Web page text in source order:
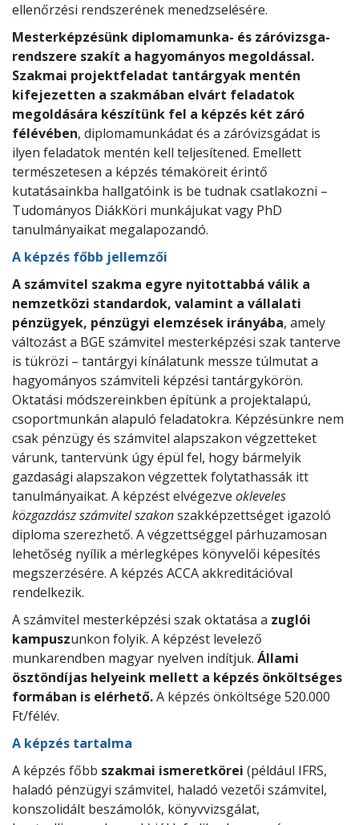
ellenőrzési rendszerének menedzselésére.
Mesterképzésünk diplomamunka- és záróvizsga-
rendszere szakít a hagyományos megoldással.
Szakmai projektfeladat tantárgyak mentén
kifejezetten a szakmában elvárt feladatok
megoldására készítünk fel a képzés két záró
félévében, diplomamunkádat és a záróvizsgádat is
ilyen feladatok mentén kell teljesítened. Emellett
természetesen a képzés témaköreit érintő
kutatásainkba hallgatóink is be tudnak csatlakozni –
Tudományos DiákKöri munkájukat vagy PhD
tanulmányaikat megalapozandó.
A képzés főbb jellemzői
A számvitel szakma egyre nyitottabbá válik a
nemzetközi standardok, valamint a vállalati
pénzügyek, pénzügyi elemzések irányába, amely
változást a BGE számvitel mesterképzési szak tanterve
is tükrözi – tantárgyi kínálatunk messze túlmutat a
hagyományos számviteli képzési tantárgykörön.
Oktatási módszereinkben építünk a projektalapú,
csoportmunkán alapuló feladatokra. Képzésünkre nem
csak pénzügy és számvitel alapszakon végzetteket
várunk, tantervünk úgy épül fel, hogy bármelyik
gazdasági alapszakon végzettek folytathassák itt
tanulmányaikat. A képzést elvégezve okleveles
közgazdász számvitel szakonszakképzettséget igazoló
diploma szerezhető. A végzettséggel párhuzamosan
lehetőség nyílik a mérlegképes könyvelői képesítés
megszerzésére. A képzés ACCA akkreditációval
rendelkezik.
A számvitel mesterképzési szak oktatása a zuglói
kampuszunkon folyik. A képzést levelező
munkarendben magyar nyelven indítjuk. Állami
ösztöndíjas helyeink mellett a képzés önköltséges
formában is elérhető.A képzés önköltsége 520.000
Ft/félév.
A képzés tartalma
A képzés főbb szakmai ismeretkörei (például IFRS,
haladó pénzügyi számvitel, haladó vezetői számvitel,
konszolidált beszámolók, könyvvizsgálat,